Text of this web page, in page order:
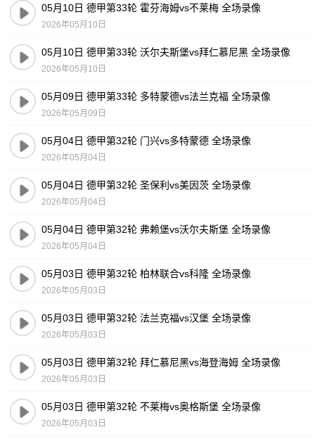
05月10日 德甲第33轮 霍芬海姆vs不莱梅 全场录像
2026年05月10日
05月10日 德甲第33轮 沃尔夫斯堡vs拜仁慕尼黑 全场录像
2026年05月10日
05月09日 德甲第33轮 多特蒙德vs法兰克福 全场录像
2026年05月09日
05月04日 德甲第32轮 门兴vs多特蒙德 全场录像
2026年05月04日
05月04日 德甲第32轮 圣保利vs美因茨 全场录像
2026年05月04日
05月04日 德甲第32轮 弗赖堡vs沃尔夫斯堡 全场录像
2026年05月04日
05月03日 德甲第32轮 柏林联合vs科隆 全场录像
2026年05月03日
05月03日 德甲第32轮 法兰克福vs汉堡 全场录像
2026年05月03日
05月03日 德甲第32轮 拜仁慕尼黑vs海登海姆 全场录像
2026年05月03日
05月03日 德甲第32轮 不莱梅vs奥格斯堡 全场录像
2026年05月03日